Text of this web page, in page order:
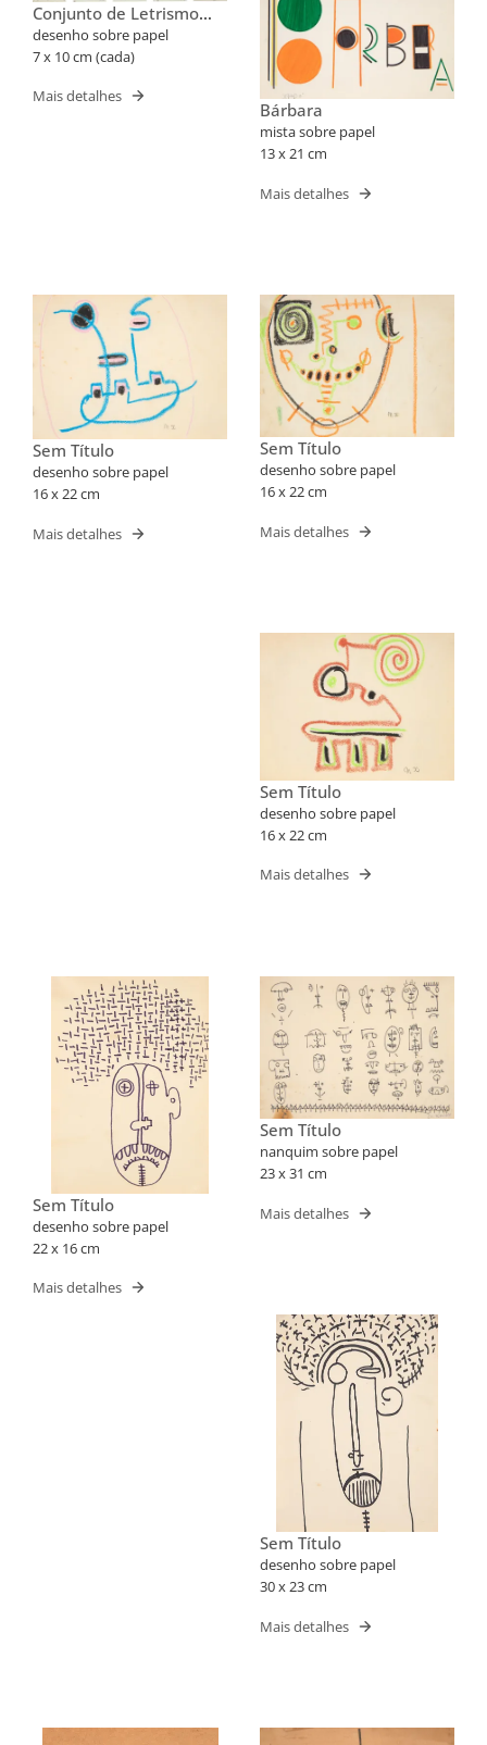
Conjunto de Letrismo
Para Nomes Próprios
(Barbara, Cleube)
desenho sobre papel
7 x 10 cm (cada)
Mais detalhes
Bárbara
mista sobre papel
13 x 21 cm
Mais detalhes
Sem Título
desenho sobre papel
16 x 22 cm
Mais detalhes
Sem Título
desenho sobre papel
16 x 22 cm
Mais detalhes
Sem Título
desenho sobre papel
16 x 22 cm
Mais detalhes
Sem Título
desenho sobre papel
22 x 16 cm
Mais detalhes
Sem Título
nanquim sobre papel
23 x 31 cm
Mais detalhes
Sem Título
desenho sobre papel
30 x 23 cm
Mais detalhes